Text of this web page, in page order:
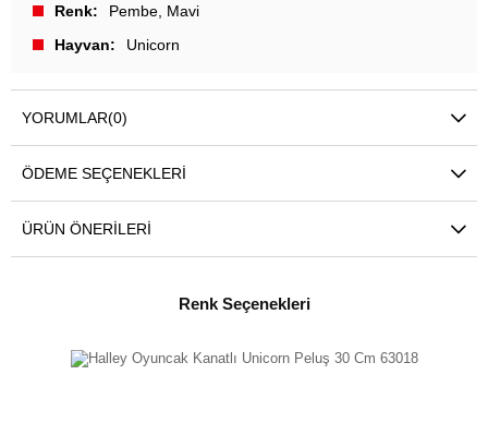
Renk
Pembe Mavi
Hayvan
Unicorn
YORUMLAR(0)
ÖDEME SEÇENEKLERI
ÜRÜN ÖNERILERI
Renk Seçenekleri